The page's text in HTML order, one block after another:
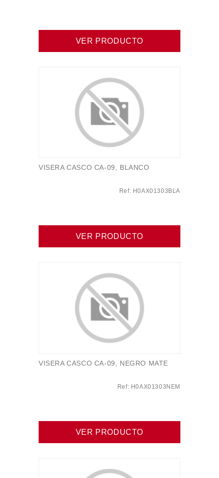
VER PRODUCTO
VISERA CASCO CA-09, BLANCO
Ref: H0AX01303BLA
VER PRODUCTO
VISERA CASCO CA-09, NEGRO MATE
Ref: H0AX01303NEM
VER PRODUCTO